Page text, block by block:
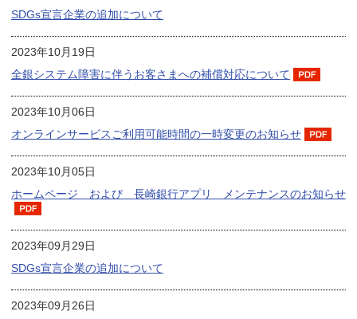
SDGs宣言企業の追加について
2023年10月19日
全銀システム障害に伴うお客さまへの補償対応について
2023年10月06日
オンラインサービスご利用可能時間の一時変更のお知らせ
2023年10月05日
ホームページ および 長崎銀行アプリ メンテナンスのお知らせ
2023年09月29日
SDGs宣言企業の追加について
2023年09月26日